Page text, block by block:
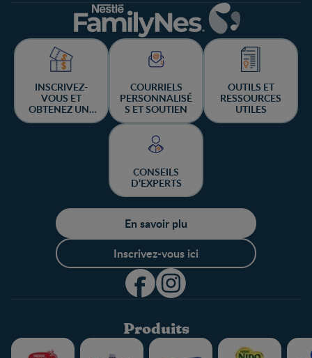
INSCRIVEZ-
VOUS ET
OBTENEZ UNE
CHANCE DE
COURRIELS
PERSONNALISÉ
S ET SOUTIEN
OUTILS ET
RESSOURCES
UTILES
CONSEILS
D’EXPERTS
En savoir plu
Inscrivez-vous ici
Produits